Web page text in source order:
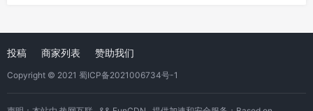
Posts
Navigation
投稿 商家列表 赞助我们
Copyright © 2021 蜀ICP备2021006734号-1